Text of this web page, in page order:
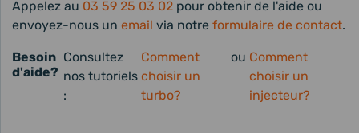
Appelez au 03 59 25 03 02 pour obtenir de l'aide ou
envoyez-nous un email via notre formulaire de contact.
Besoin
d'aide?
Consultez
nos tutoriels
:
Comment
choisir un
turbo?
ou Comment
choisir un
injecteur?